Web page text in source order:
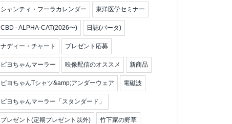
シャンティ・フーラカレンダー 東洋医学セミナー
CBD - ALPHA-CAT(2026〜) 日誌(パータ)
ナディー・チャート プレゼント応募
ピヨちゃんマーラー 映像配信のオススメ 新商品
ピヨちゃんTシャツ&amp;アンダーウェア 電磁波
ピヨちゃんマーラー「スタンダード」
プレゼント(定期プレゼント以外) 竹下家の野草